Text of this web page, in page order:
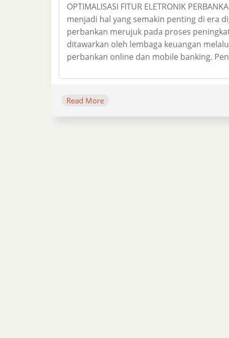
OPTIMALISASI FITUR ELETRONIK
menjadi hal yang semakin penting di era
perbankan merujuk pada proses
ditawarkan oleh lembaga keuangan
perbankan online dan mobile banking.
Read More